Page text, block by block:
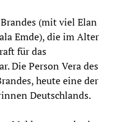
(mit viel Elan
Emde), die im Alter
für das
Die Person Vera des
heute eine der
Deutschlands.